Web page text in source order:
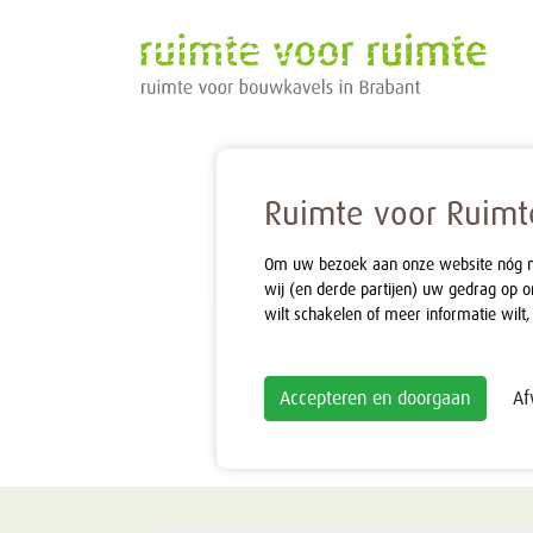
Ruimte voor
Om uw bezoek aan onze website
wij (en derde partijen) uw gedrag op
wilt schakelen of meer informatie
Accepteren en doorgaan